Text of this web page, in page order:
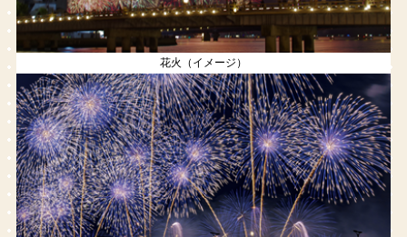
花火（イメージ）